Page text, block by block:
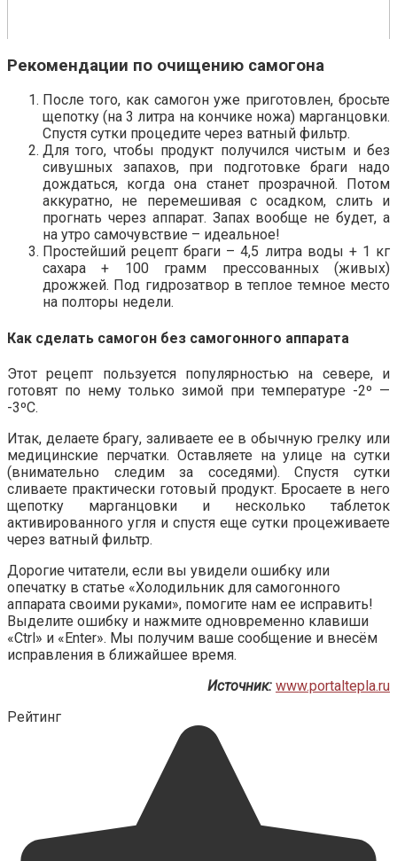
Рекомендации по очищению самогона
После того, как самогон уже приготовлен, бросьте
щепотку (на 3 литра на кончике ножа) марганцовки.
Спустя сутки процедите через ватный фильтр.
Для того, чтобы продукт получился чистым и без
сивушных запахов, при подготовке браги надо
дождаться, когда она станет прозрачной. Потом
аккуратно, не перемешивая с осадком, слить и
прогнать через аппарат. Запах вообще не будет, а
на утро самочувствие – идеальное!
Простейший рецепт браги – 4,5 литра воды + 1 кг
сахара + 100 грамм прессованных (живых)
дрожжей. Под гидрозатвор в теплое темное место
на полторы недели.
Как сделать самогон без самогонного аппарата
Этот рецепт пользуется популярностью на севере, и
готовят по нему только зимой при температуре -2º —
-3ºС.
Итак, делаете брагу, заливаете ее в обычную грелку или
медицинские перчатки. Оставляете на улице на сутки
(внимательно следим за соседями). Спустя сутки
сливаете практически готовый продукт. Бросаете в него
щепотку марганцовки и несколько таблеток
активированного угля и спустя еще сутки процеживаете
через ватный фильтр.
Дорогие читатели, если вы увидели ошибку или
опечатку в статье «Холодильник для самогонного
аппарата своими руками», помогите нам ее исправить!
Выделите ошибку и нажмите одновременно клавиши
«Ctrl» и «Enter». Мы получим ваше сообщение и внесём
исправления в ближайшее время.
Источник: www.portaltepla.ru
Рейтинг